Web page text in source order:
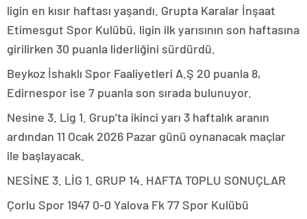
ligin en kısır haftası yaşandı. Grupta Karalar İnşaat
Etimesgut Spor Kulübü, ligin ilk yarısının son haftasına
girilirken 30 puanla liderliğini sürdürdü.
Beykoz İshaklı Spor Faaliyetleri A.Ş 20 puanla 8,
Edirnespor ise 7 puanla son sırada bulunuyor.
Nesine 3. Lig 1. Grup’ta ikinci yarı 3 haftalık aranın
ardından 11 Ocak 2026 Pazar günü oynanacak maçlar
ile başlayacak.
NESİNE 3. LİG 1. GRUP 14. HAFTA TOPLU SONUÇLAR
Çorlu Spor 1947 0-0 Yalova Fk 77 Spor Kulübü